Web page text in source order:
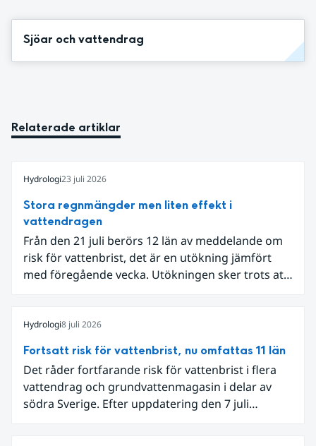
Sjöar och vattendrag
Relaterade artiklar
Hydrologi23 juli 2026
Stora regnmängder men liten effekt i
vattendragen
Från den 21 juli berörs 12 län av meddelande om
risk för vattenbrist, det är en utökning jämfört
med föregående vecka. Utökningen sker trots att
och att det på en del håll då kom rikliga
nederbördsmängder.
Hydrologi8 juli 2026
Fortsatt risk för vattenbrist, nu omfattas 11 län
Det råder fortfarande risk för vattenbrist i flera
vattendrag och grundvattenmagasin i delar av
södra Sverige. Efter uppdatering den 7 juli